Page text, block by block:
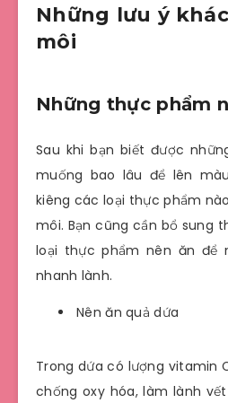
Những lưu ý
môi
Những thực phẩm
Sau khi bạn biết được
muống bao lâu để lên
kiêng các loại thực phẩm
môi. Bạn cũng cần bổ sung
loại thực phẩm nên ăn để
nhanh lành.
Nên ăn quả dứa
Trong dứa có lượng vitamin
chống oxy hóa, làm lành